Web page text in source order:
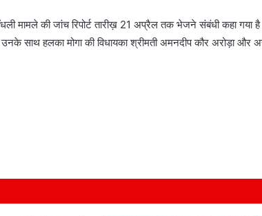
मामले की जांच रिपोर्ट तारीख़ 21 अप्रैल तक भेजने संबंधी कहा गया
साथ हलका मोगा की विधायका श्रीमती अमनदीप कौर अरोड़ा और